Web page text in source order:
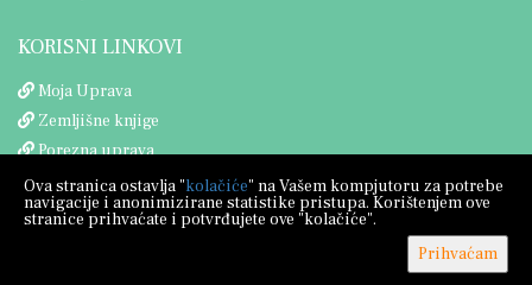
KORISNI LINKOVI
Moja Uprava
Zemljišne knjige
Porezna uprava
Ova stranica ostavlja "kolačiće" na Vašem kompjutoru za potrebe
navigacije i anonimizirane statistike pristupa. Korištenjem ove
stranice prihvaćate i potvrđujete ove "kolačiće".
Prihvaćam